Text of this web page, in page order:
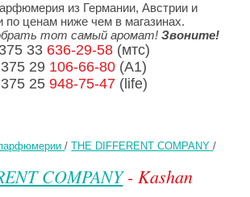
/THE DIFFERENT COMPANY /
COMPANY- Kashan
из Германии, Австрии и
по ценам ниже чем в магазинах.
тот самый аромат! Звоните!
33 636-29-58(мтс)
29 106-66-80 (A1)
25 948-75-47(life)